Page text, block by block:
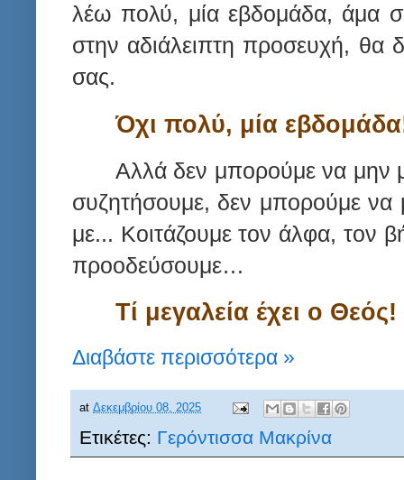
λέω πολύ, μία εβδομάδα, άμα
στην αδιά­λει­πτη προ­σευ­χή, θα
σας.
Όχι πολύ, μία
Αλλά δεν μπο­ρού­με να μην
συ­ζη­τή­σου­με, δεν μπο­ρού­με να
με... Κοι­τά­ζου­με τον άλφα, τον
προ­ο­δεύ­σου­με…
Τί με­γα­λεία έχει ο Θεός!
Διαβάστε περισσότερα »
at Δεκεμβρίου 08, 2025
Ετικέτες: Γερόντισσα Μακρίνα